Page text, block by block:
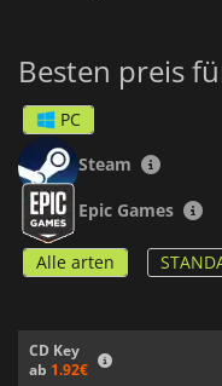
Besten preis
PC
Steam
Epic Games
Alle arten
CD Key
ab 1.92€